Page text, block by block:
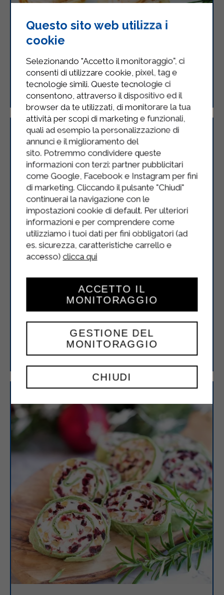
Tartellette salmone e mazzancolle
al profumo di menta
Finocchi gratinati
Questo sito web utilizza i
cookie
Selezionando "Accetto il monitoraggio", ci
consenti di utilizzare cookie, pixel, tag e
tecnologie simili. Queste tecnologie ci
consentono, attraverso il dispositivo ed il
browser da te utilizzati, di monitorare la tua
attività per scopi di marketing e funzionali,
quali ad esempio la personalizzazione di
annunci e il miglioramento del
sito. Potremmo condividere queste
informazioni con terzi: partner pubblicitari
come Google, Facebook e Instagram per fini
di marketing. Cliccando il pulsante "Chiudi"
continuerai la navigazione con le
impostazioni cookie di default. Per ulteriori
informazioni e per comprendere come
utilizziamo i tuoi dati per fini obbligatori (ad
es. sicurezza, caratteristiche carrello e
accesso) clicca qui
CHIUDI
GESTIONE DEL
MONITORAGGIO
ACCETTO IL
MONITORAGGIO